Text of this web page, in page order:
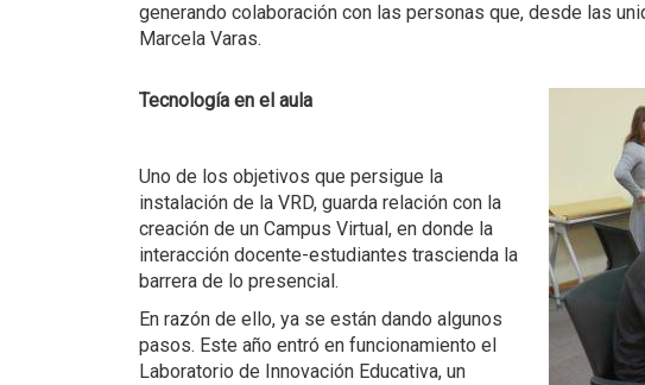
generando colaboración con las personas que, desde las
Marcela Varas.
Tecnología en el aula
Uno de los objetivos que persigue la
instalación de la VRD, guarda relación con la
creación de un Campus Virtual, en donde la
interacción docente-estudiantes trascienda la
barrera de lo presencial.
En razón de ello, ya se están dando algunos
pasos. Este año entró en funcionamiento el
Laboratorio de Innovación Educativa, un